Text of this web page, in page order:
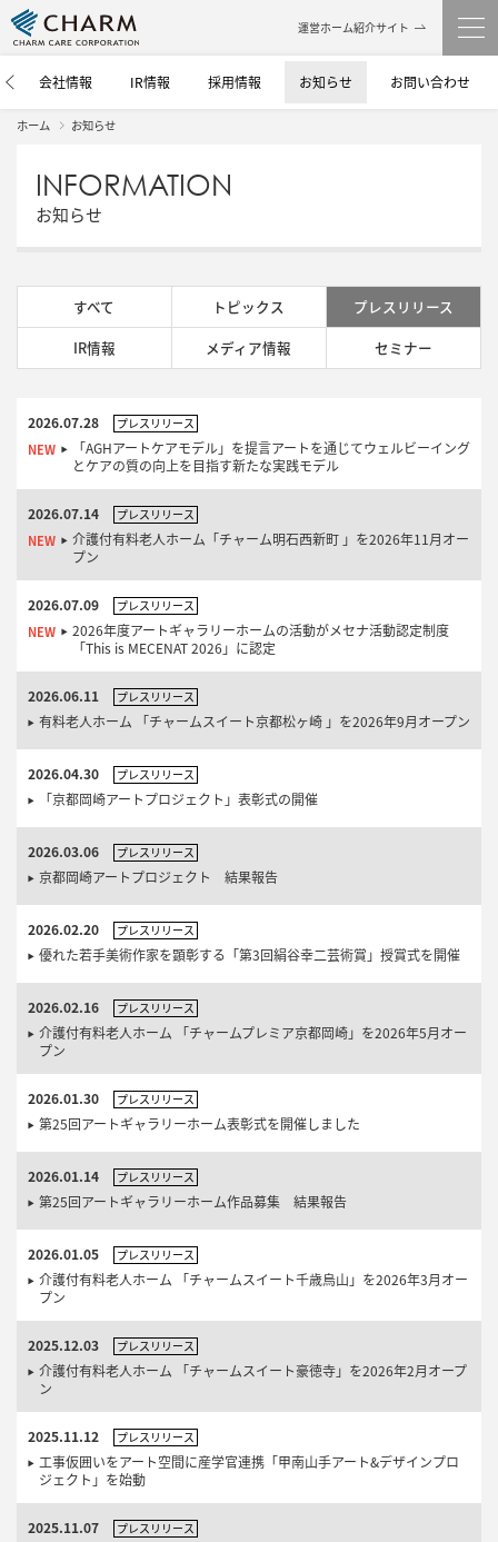
運営ホーム紹介サイト
会社情報 IR情報 採用情報 お知らせ お問い合わせ
ホーム お知らせ
INFORMATION
お知らせ
すべて トピックス
プレスリリース
IR情報
メディア情報 セミナー
2026.07.28 プレスリリース
「AGHアートケアモデル」を提言アートを通じてウェルビーイング
とケアの質の向上を目指す新たな実践モデル
2026.07.14 プレスリリース
介護付有料老人ホーム「チャーム明石西新町 」を2026年11月オー
プン
2026.07.09 プレスリリース
2026年度アートギャラリーホームの活動がメセナ活動認定制度
「This is MECENAT 2026」に認定
2026.06.11 プレスリリース
有料老人ホーム 「チャームスイート京都松ヶ崎 」を2026年9月オープン
2026.04.30 プレスリリース
「京都岡崎アートプロジェクト」表彰式の開催
2026.03.06 プレスリリース
京都岡崎アートプロジェクト 結果報告
2026.02.20 プレスリリース
優れた若手美術作家を顕彰する「第3回絹谷幸二芸術賞」授賞式を開催
2026.02.16 プレスリリース
介護付有料老人ホーム 「チャームプレミア京都岡崎」を2026年5月オー
プン
2026.01.30 プレスリリース
第25回アートギャラリーホーム表彰式を開催しました
2026.01.14 プレスリリース
第25回アートギャラリーホーム作品募集 結果報告
2026.01.05 プレスリリース
介護付有料老人ホーム 「チャームスイート千歳烏山」を2026年3月オー
プン
2025.12.03 プレスリリース
介護付有料老人ホーム 「チャームスイート豪徳寺」を2026年2月オープ
ン
2025.11.12 プレスリリース
工事仮囲いをアート空間に産学官連携「甲南山手アート&デザインプロ
ジェクト」を始動
2025.11.07 プレスリリース